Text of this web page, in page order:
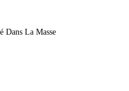
Dans La Masse